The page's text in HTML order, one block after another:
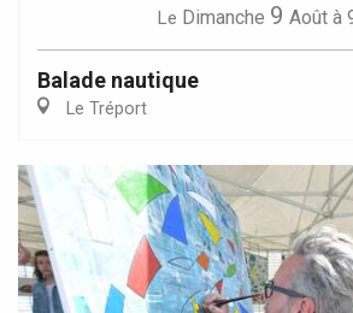
Le Dimanche 9 Août à
Balade nautique
Le Tréport